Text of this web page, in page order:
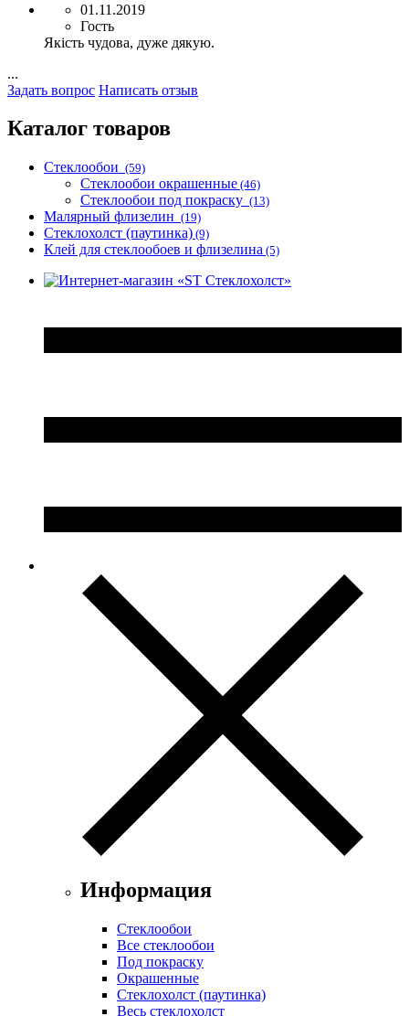
01.11.2019
Гость
Якість чудова, дуже дякую.
...
Задать вопрос Написать отзыв
Каталог товаров
Стеклообои (59)
Стеклообои окрашенные (46)
Стеклообои под покраску (13)
Малярный флизелин (19)
Стеклохолст (паутинка) (9)
Клей для стеклообоев и флизелина (5)
Информация
Стеклообои
Все стеклообои
Под покраску
Окрашенные
Стеклохолст (паутинка)
Весь стеклохолст